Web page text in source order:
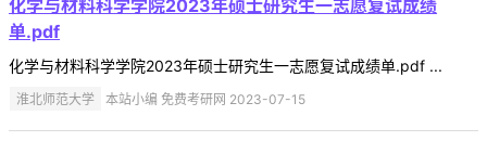
化学与材料科学学院2023年硕士研究生一志愿复试成绩
单.pdf
化学与材料科学学院2023年硕士研究生一志愿复试成绩单.pdf ...
淮北师范大学 本站小编 免费考研网 2023-07-15